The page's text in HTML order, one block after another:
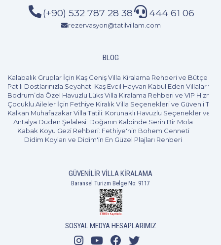
(+90) 532 787 28 38 444 61 06
rezervasyon@tatilvillam.com
BLOG
Kalabalık Gruplar İçin Kaş Geniş Villa Kiralama Rehberi ve Bütçe
Patili Dostlarınızla Seyahat: Kaş Evcil Hayvan Kabul Eden Villalar ve
Bodrum’da Özel Havuzlu Lüks Villa Kiralama Rehberi ve VIP
Çocuklu Aileler İçin Fethiye Kiralık Villa Seçenekleri ve Güvenli
Kalkan Muhafazakar Villa Tatili: Korunaklı Havuzlu Seçenekler ve
Antalya Düden Şelalesi: Doğanın Kalbinde Serin Bir Mola
Kabak Koyu Gezi Rehberi: Fethiye'nin Bohem Cenneti
Didim Koyları ve Didim'in En Güzel Plajları Rehberi
GÜVENILIR VILLA KIRALAMA
Baransel Turizm Belge No: 9117
SOSYAL MEDYA HESAPLARIMIZ